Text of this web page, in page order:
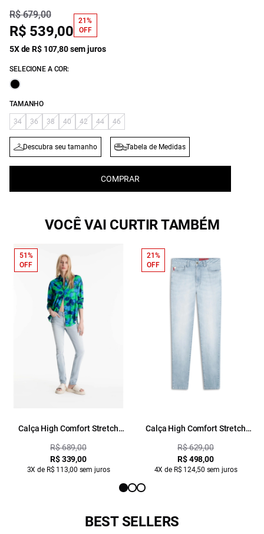
R$ 679,00
R$ 539,00
21%
OFF
5X de R$ 107,80 sem juros
SELECIONE A COR:
TAMANHO
34 36 38 40 42 44 46
Descubra seu tamanho Tabela de Medidas
COMPRAR
VOCÊ VAI CURTIR TAMBÉM
Calça High Comfort Stretch
Used
R$ 689,00
R$ 339,00
3X de R$ 113,00 sem juros
51%
OFF
Calça High Comfort Stretch
Used
R$ 629,00
R$ 498,00
4X de R$ 124,50 sem juros
21%
OFF
BEST SELLERS